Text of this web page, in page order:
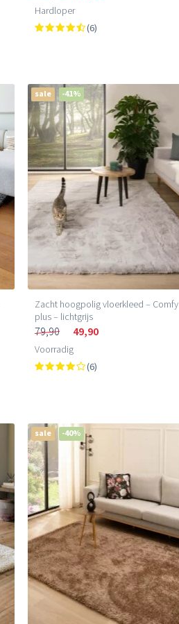
Hardloper
(6)
sale -41%
Zacht hoogpolig vloerkleed – Comfy
plus – lichtgrijs
79,90 49,90
Voorradig
(6)
sale -40%